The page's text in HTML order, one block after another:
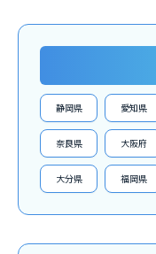
静岡県 愛知県
奈良県 大阪府
大分県 福岡県